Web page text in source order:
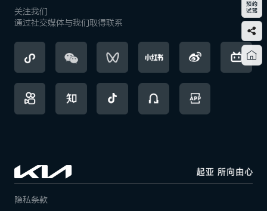
关注我们
通过社交媒体与我们取得联系
隐私条款